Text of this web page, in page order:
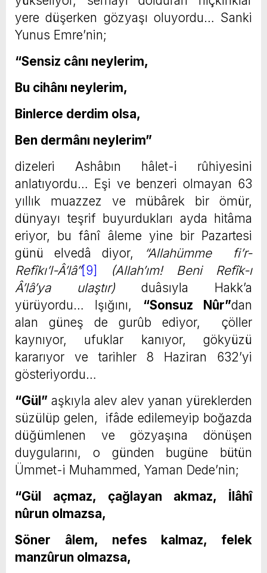
yere düşerken gözyaşı oluyordu… Sanki
Yunus Emre’nin;
“Sensiz cânı neylerim,
Bu cihânı neylerim,
Binlerce derdim olsa,
Ben dermânı neylerim”
dizeleri Ashâbın hâlet-i rûhiyesini
anlatıyordu… Eşi ve benzeri olmayan 63
yıllık muazzez ve mübârek bir ömür,
dünyayı teşrif buyurdukları ayda hitâma
eriyor, bu fânî âleme yine bir Pazartesi
günü elvedâ diyor,
“Allahümme fi’r-
Refîkı’l-Â’lâ”[9]
(Allah’ım! Beni Refîk-ı
Â’lâ’ya ulaştır) duâsıyla Hakk’a
yürüyordu… Işığını, “Sonsuz Nûr”dan
alan güneş de gurûb ediyor, çöller
kaynıyor, ufuklar kanıyor, gökyüzü
kararıyor ve tarihler 8 Haziran 632’yi
gösteriyordu…
“Gül” aşkıyla alev alev yanan yüreklerden
süzülüp gelen, ifâde edilemeyip boğazda
düğümlenen ve gözyaşına dönüşen
duygularını, o günden bugüne bütün
Ümmet-i Muhammed, Yaman Dede’nin;
“Gül açmaz, çağlayan akmaz, İlâhî
nûrun olmazsa,
Söner âlem, nefes kalmaz, felek
manzûrun olmazsa,